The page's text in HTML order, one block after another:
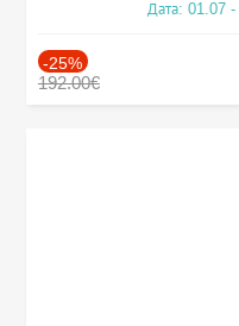
Дата: 01.07
-25%
192.00€